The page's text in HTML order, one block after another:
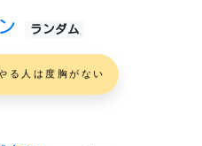
ランダム
る人は度胸がない